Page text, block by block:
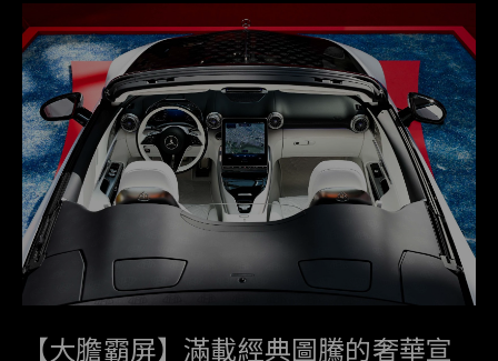
【大膽霸屏】滿載經典圖騰的奢華宣